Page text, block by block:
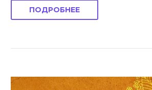
ПОДРОБНЕЕ